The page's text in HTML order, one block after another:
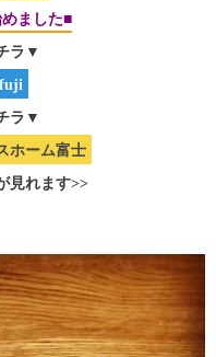
ました■
ラ▼
ラ▼
ホーム富士
見れます>>